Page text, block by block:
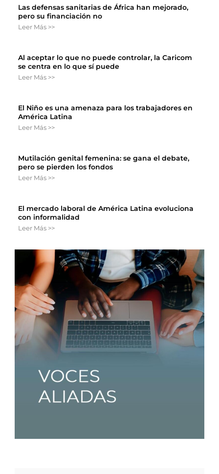
Las defensas sanitarias de África han mejorado,
pero su financiación no
Leer Más >>
Al aceptar lo que no puede controlar, la Caricom
se centra en lo que sí puede
Leer Más >>
El Niño es una amenaza para los trabajadores en
América Latina
Leer Más >>
Mutilación genital femenina: se gana el debate,
pero se pierden los fondos
Leer Más >>
El mercado laboral de América Latina evoluciona
con informalidad
Leer Más >>